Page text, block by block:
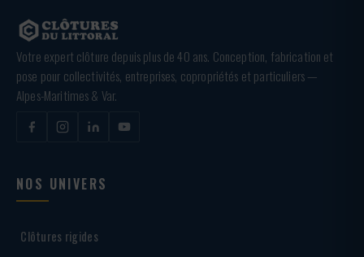
Votre expert clôture depuis plus de 40 ans. Conception, fabrication et
pose pour collectivités, entreprises, copropriétés et particuliers —
Alpes-Maritimes & Var.
NOS UNIVERS
Clôtures rigides